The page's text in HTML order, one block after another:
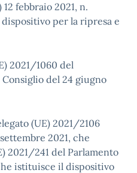
febbraio 2021, n.
per la ripresa e
2021/1060 del
del 24 giugno
(UE) 2021/2106
2021, che
2021/241 del Parlamento
istituisce il dispositivo